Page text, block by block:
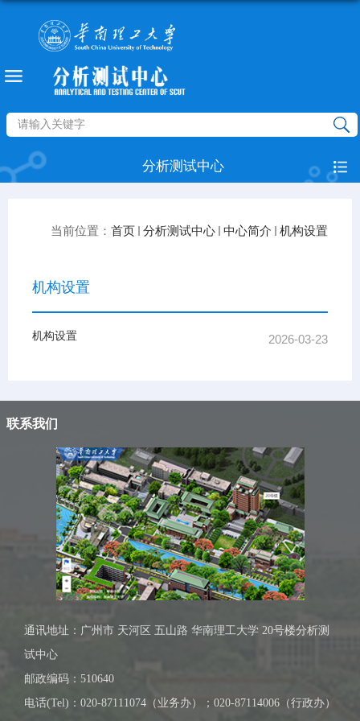
分析测试中心
当前位置： 首页 分析测试中心 中心简介 机构设置
机构设置
机构设置 2026-03-23
联系我们
通讯地址：广州市 天河区 五山路 华南理工大学 20号楼分析测
试中心
邮政编码：510640
电话(Tel)：020-87111074（业务办）；020-87114006（行政办）